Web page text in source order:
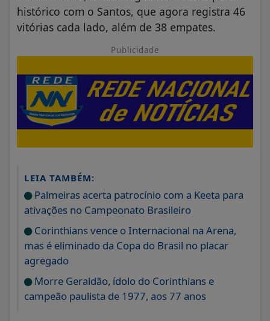
histórico com o Santos, que agora registra 46
vitórias cada lado, além de 38 empates.
Publicidade
LEIA TAMBÉM:
Palmeiras acerta patrocínio com a Keeta para
ativações no Campeonato Brasileiro
Corinthians vence o Internacional na Arena,
mas é eliminado da Copa do Brasil no placar
agregado
Morre Geraldão, ídolo do Corinthians e
campeão paulista de 1977, aos 77 anos